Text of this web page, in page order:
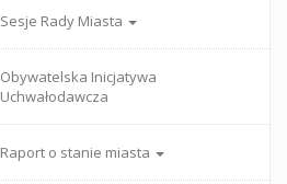
Sesje Rady Miasta
Obywatelska Inicjatywa
Uchwałodawcza
Raport o stanie miasta